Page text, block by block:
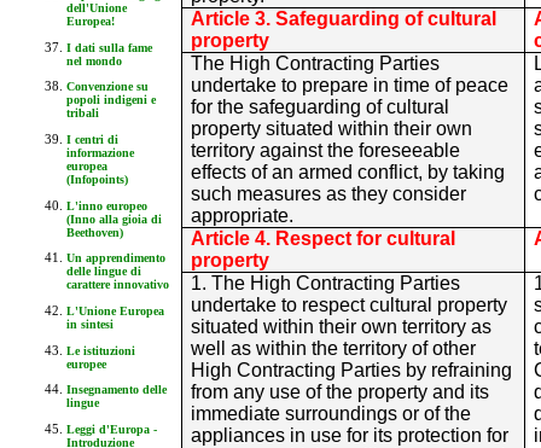
dell'Unione
Europea!
I dati sulla fame
nel mondo
Convenzione su
popoli indigeni e
tribali
I centri di
informazione
europea
(Infopoints)
L'inno europeo
(Inno alla gioia di
Beethoven)
Un apprendimento
delle lingue di
carattere innovativo
L'Unione Europea
in sintesi
Le istituzioni
europee
Insegnamento delle
lingue
Leggi d'Europa -
Introduzione
Article 3. Safeguarding of cultural
property
The High Contracting Parties
undertake to prepare in time of peace
for the safeguarding of cultural
property situated within their own
territory against the foreseeable
effects of an armed conflict, by taking
such measures as they consider
appropriate.
Article 4. Respect for cultural
property
1. The High Contracting Parties
undertake to respect cultural property
situated within their own territory as
well as within the territory of other
High Contracting Parties by refraining
from any use of the property and its
immediate surroundings or of the
appliances in use for its protection for